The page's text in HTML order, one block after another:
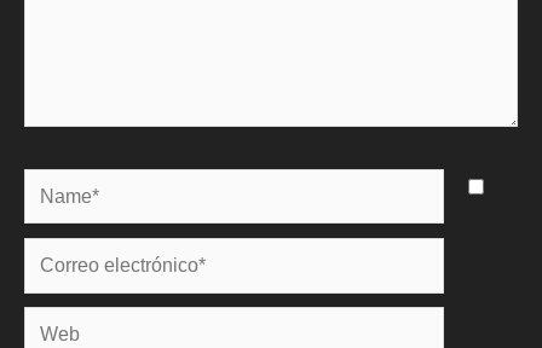
Name*
Correo
electrónico*
Web